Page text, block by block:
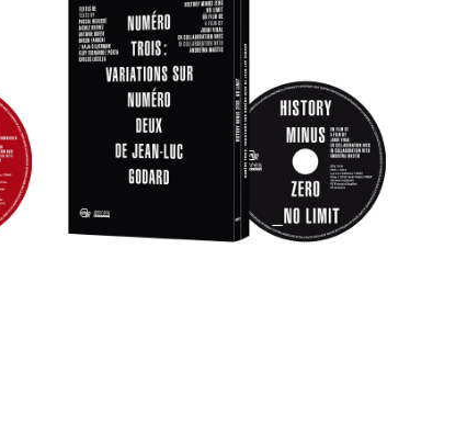
BOOK-DVD BOX SET: Numéro
Trois : Variations sur Numéro
deux de Jean-Luc Godard